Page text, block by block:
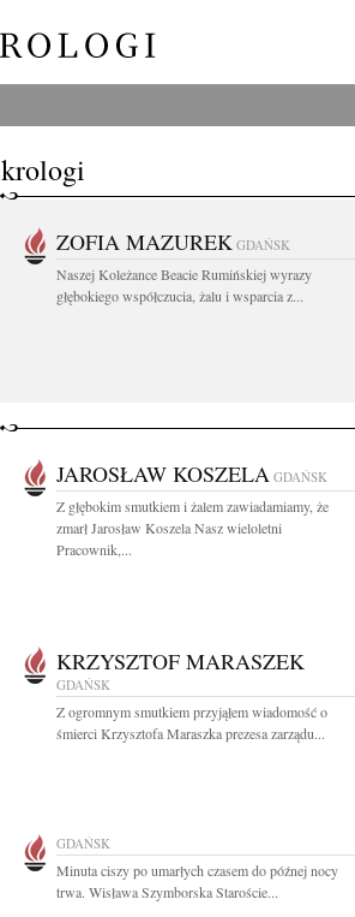
ZOFIA MAZUREK GDAŃSK
Naszej Koleżance Beacie Rumińskiej wyrazy
głębokiego współczucia, żalu i wsparcia z...
JAROSŁAW KOSZELA GDAŃSK
Z głębokim smutkiem i żalem zawiadamiamy, że
zmarł Jarosław Koszela Nasz wieloletni
Pracownik,...
KRZYSZTOF MARASZEK
GDAŃSK
Z ogromnym smutkiem przyjąłem wiadomość o
śmierci Krzysztofa Maraszka prezesa zarządu...
GDAŃSK
Minuta ciszy po umarłych czasem do późnej nocy
trwa. Wisława Szymborska Staroście...